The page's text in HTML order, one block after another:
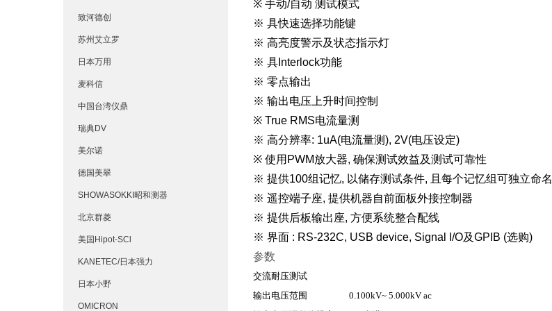
致河德创
苏州艾立罗
日本万用
麦科信
中国台湾仪鼎
瑞典DV
美尔诺
德国美翠
SHOWASOKKI昭和测器
北京群菱
美国Hipot-SCl
KANETEC/日本强力
日本小野
OMICRON
※ 手动/自动 测试模式
※ 具快速选择功能键
※ 高亮度警示及状态指示灯
※ 具Interlock功能
※ 零点输出
※ 输出电压上升时间控制
※ True RMS电流量测
※ 高分辨率: 1uA(电流量测), 2V(电压设定)
※ 使用PWM放大器, 确保测试效益及测试可靠性
※ 提供100组记忆, 以储存测试条件, 且每个记忆组可独立命名
※ 遥控端子座, 提供机器自前面板外接控制器
※ 提供后板输出座, 方便系统整合配线
※ 界面 : RS-232C, USB device, Signal I/O及GPIB (选购)
参数
交流耐压测试
输出电压范围
0.100kV~ 5.000kV ac